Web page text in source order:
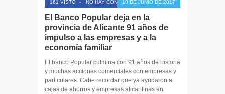
161 VISTO - NO HAY COMENTARIOS10 DE JUNIO DE 2017
El Banco Popular deja en la
provincia de Alicante 91 años de
impulso a las empresas y a la
economía familiar
El banco Popular culmina con 91 años de historia
y muchas acciones comerciales con empresas y
particulares. Cabe recordar que ya ayudaron a
cajas de ahorros y empresas alicantinas en